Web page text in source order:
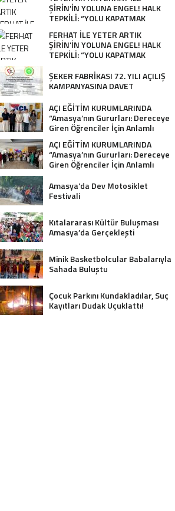
ŞİRİN’İN YOLUNA ENGEL! HALK
TEPKİLİ: “YOLU KAPATMAK
ÇÖZÜM DEĞİL, GÖREVİNİ YAP!”
FERHAT İLE YETER ARTIK
ŞİRİN’İN YOLUNA ENGEL! HALK
TEPKİLİ: “YOLU KAPATMAK
ŞEKER FABRİKASI 72. YILI AÇILIŞ
KAMPANYASINA DAVET
AÇI EĞİTİM KURUMLARINDA
“Amasya’nın Gururları: Dereceye
Giren Öğrenciler İçin Anlamlı
Tören”
AÇI EĞİTİM KURUMLARINDA
“Amasya’nın Gururları: Dereceye
Giren Öğrenciler İçin Anlamlı
Amasya’da Dev Motosiklet
Festivali
Kıtalararası Kültür Buluşması
Amasya’da Gerçekleşti
Minik Basketbolcular Babalarıyla
Sahada Buluştu
Çocuk Parkını Kundakladılar, Suç
Kayıtları Dudak Uçuklattı!